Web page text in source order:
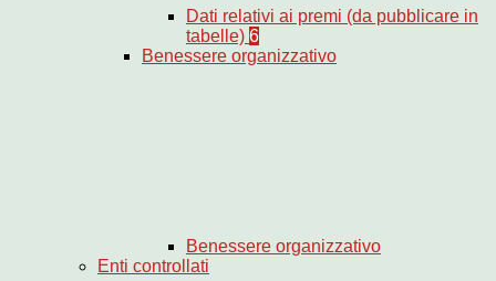
Dati relativi ai premi (da pubblicare in
tabelle) 6
Benessere organizzativo
Benessere organizzativo
Enti controllati